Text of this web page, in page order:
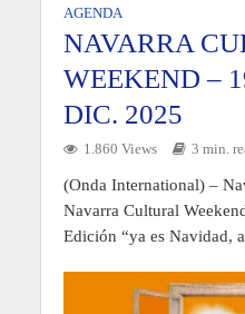
AGENDA
NAVARRA
WEEKEND –
DIC. 2025
1.860 Views 3 min.
(Onda International) –
Navarra Cultural
Edición “ya es Navidad,